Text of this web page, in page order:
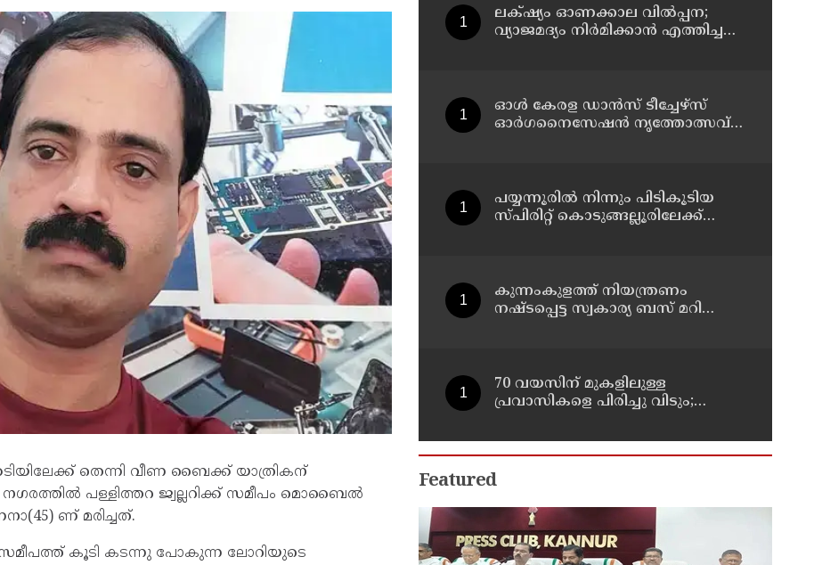
തെന്നി വീണ ബൈക്ക് യാത്രികന്
നഗരത്തിൽ പള്ളിത്തറ ജ്വല്ലറിക്ക് സമീപം മൊബൈൽ
ണ് മരിച്ചത്.
കൂടി കടന്നു പോകുന്ന ലോറിയുടെ
ലക്‌ഷ്യം ഓണക്കാല വിൽപ്പന;
വ്യാജമദ്യം നിർമിക്കാൻ എത്തിച്ച
ഓൾ കേരള ഡാൻസ് ടീച്ചേഴ്സ്
ഓർഗനൈസേഷൻ നൃത്തോത്സവ് -
പയ്യന്നൂരിൽ നിന്നും പിടികൂടിയ
സ്പിരിറ്റ് കൊടുങ്ങല്ലൂരിലേക്ക്
കുന്നംകുളത്ത് നിയന്ത്രണം
നഷ്ടപ്പെട്ട സ്വകാര്യ ബസ് മറിഞ്ഞ
70 വയസിന് മുകളിലുള്ള
പ്രവാസികളെ പിരിച്ചു വിടും;
Featured